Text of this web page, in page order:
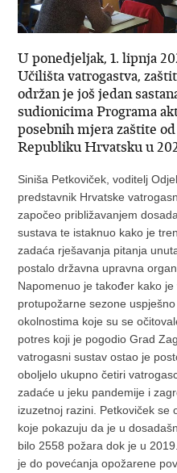
U ponedjeljak, 1. lipnja
Učilišta vatrogastva,
održan je još jedan
sudionicima Programa
posebnih mjera zaštite
Republiku Hrvatsku u
Siniša Petkoviček, voditelj
predstavnik Hrvatske
započeo približavanjem
sustava te istaknuo kako je
zadaća rješavanja pitanja
postalo državna upravna
Napomenuo je također kako
protupožarne sezone
okolnostima koje su se
potres koji je pogodio Grad
vatrogasni sustav ostao je
oboljelo ukupno četiri
zadaće u jeku pandemije i
izuzetnoj razini. Petkoviček se
koje pokazuju da je u
bilo 2558 požara dok je u
je do povećanja opožarene